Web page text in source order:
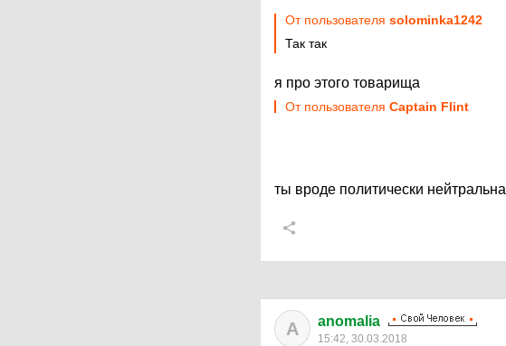
От пользователя solominka1242
Так так
я про этого товарища
От пользователя Captain Flint
ты вроде политически нейтральна
A anomalia
15:42, 30.03.2018